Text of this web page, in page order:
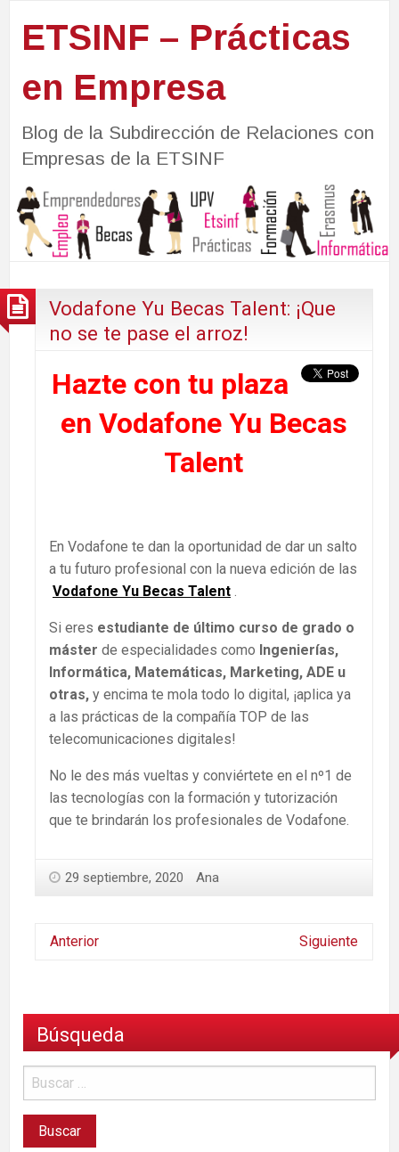
ETSINF – Prácticas
en Empresa
Blog de la Subdirección de Relaciones con
Empresas de la ETSINF
Vodafone Yu Becas Talent: ¡Que
no se te pase el arroz!
Hazte con tu plaza
en Vodafone Yu Becas
Talent
En Vodafone te dan la oportunidad de dar un salto
a tu futuro profesional con la nueva edición de las
Vodafone Yu Becas Talent
Si eres estudiante de último curso de grado o
máster de especialidades como Ingenierías,
Informática, Matemáticas, Marketing, ADE u
otras, y encima te mola todo lo digital, ¡aplica ya
a las prácticas de la compañía TOP de las
telecomunicaciones digitales!
No le des más vueltas y conviértete en el nº1 de
las tecnologías con la formación y tutorización
que te brindarán los profesionales de Vodafone.
29 septiembre, 2020 Ana
Anterior Siguiente
Búsqueda